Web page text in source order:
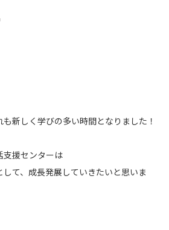
新しく学びの多い時間となりました！
支援センターは
て、成長発展していきたいと思いま